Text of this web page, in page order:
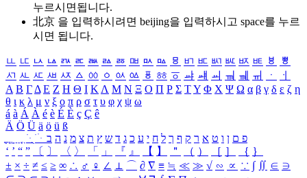
누르시면됩니다.
北京 을 입력하시려면 beijing을 입력하시고 space를 누르
시면 됩니다.
ㅥ ㅦ ㅧ ㅨ ㅩ ㅪ ㅫ ㅬ ㅭ ㅮ ㅯ ㅰ ㅱ ㅲ ㅳ ㅴ ㅵ ㅶ ㅷ ㅸ
ㅹ
ㅺ ㅻ ㅼ ㅽ ㅾ ㅿ ㆀ ㆁ ㆂ ㆃ ㆄ ㆅ ㆆ ㆇ ㆈ ㆉ ㆊ ㆋ ㆌ ㆍ
ㆎ
Α Β ΓΔ Ε Ζ Η Θ Ι ΚΛ Μ Ν Ξ Ο Π Ρ Σ ΤΥ Φ Χ Ψ Ω α β γ δ ε ζ η
θ ι κ λ μ ν ξ ο π ρ σ τ υ φ χ ψ ω
á à Á À é è É È ç Ç ê
Ä Ö Ü ä ö ü ß
ִֶֹ ֻּ ׁׂ פ ם ן ו ט א ר ק ף ך ל ח י ע כ ג ד ש ץ ת צ מ נ ה ב
‘ ’ “ ” 〔 〕 〈 〉 「 」 『 』 【 】 ＂ （ ） ［ ］ ｛ ｝
± × ÷ ≠ ≤ ≥ ∞ ∴ ♂ ♀ ∠ ⊥ ⌒ ∂ ∇ ≡ ≒ ≪ ≫ √ ∽ ∝ ∵ ∫ ∬ ∈ ∋